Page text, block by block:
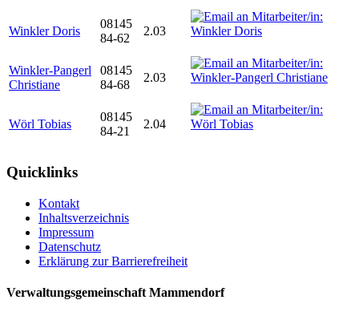
Winkler Doris
08145
84-62
2.03
Winkler-Pangerl
Christiane
08145
84-68
2.03
Wörl Tobias
08145
84-21
2.04
Quicklinks
Kontakt
Inhaltsverzeichnis
Impressum
Datenschutz
Erklärung zur Barrierefreiheit
Verwaltungsgemeinschaft Mammendorf